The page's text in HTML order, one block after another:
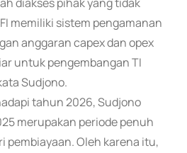
memiliki sistem pengamanan
anggaran capex dan opex
untuk pengembangan TI
Sudjono.
tahun 2026, Sudjono
merupakan periode penuh
Oleh karena itu,